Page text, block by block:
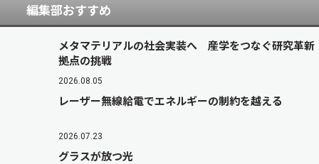
編集部おすすめ
メタマテリアルの社会実装へ 産学をつなぐ研究革新
拠点の挑戦
2026.08.05
レーザー無線給電でエネルギーの制約を越える
2026.07.23
グラスが放つ光